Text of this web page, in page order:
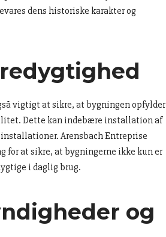
dens historiske karakter og
vigtigt at sikre, at bygningen opfylder
Dette kan indebære installation af
Arensbach Entreprise
for at sikre, at bygningerne ikke kun er
i daglig brug.
og